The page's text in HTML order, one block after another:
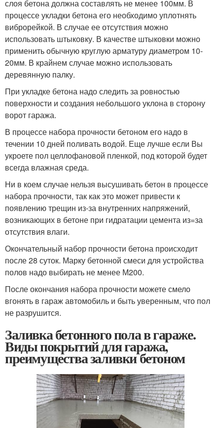
слоя бетона должна составлять не менее 100мм. В
процессе укладки бетона его необходимо уплотнять
виброрейкой. В случае ее отсутствия можно
использовать штыковку. В качестве штыковки можно
применить обычную круглую арматуру диаметром 10-
20мм. В крайнем случае можно использовать
деревянную палку.
При укладке бетона надо следить за ровностью
поверхности и создания небольшого уклона в сторону
ворот гаража.
В процессе набора прочности бетоном его надо в
течении 10 дней поливать водой. Еще лучше если Вы
укроете пол целлофановой пленкой, под которой будет
всегда влажная среда.
Ни в коем случае нельзя высушивать бетон в процессе
набора прочности, так как это может привести к
появлению трещин из-за внутренних напряжений,
возникающих в бетоне при гидратации цемента из=за
отсутствия влаги.
Окончательный набор прочности бетона происходит
после 28 суток. Марку бетонной смеси для устройства
полов надо выбирать не менее М200.
После окончания набора прочности можете смело
вгонять в гараж автомобиль и быть уверенным, что пол
не разрушится.
Заливка бетонного пола в гараже.
Виды покрытий для гаража,
преимущества заливки бетоном